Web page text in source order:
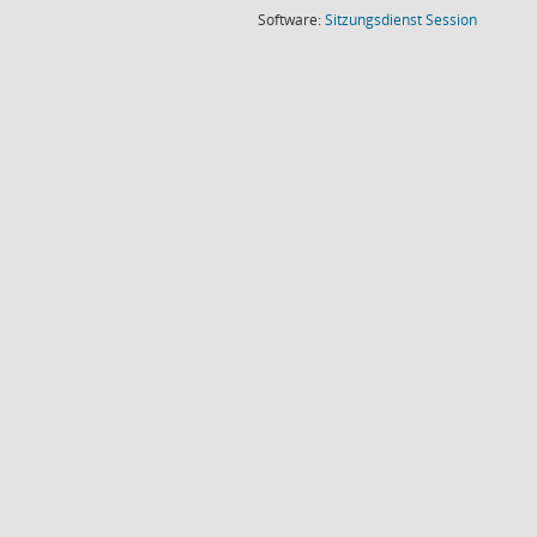
Software:SitzungsdienstSession(Wird in